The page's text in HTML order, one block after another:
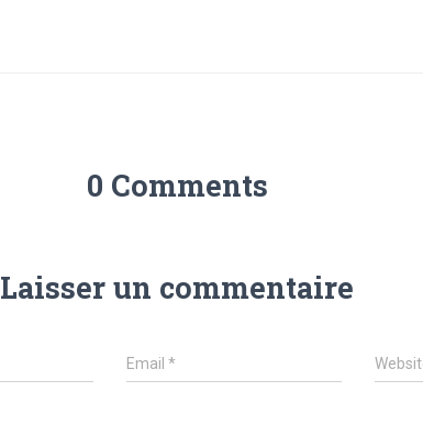
0 Comments
Laisser un commentaire
Email*